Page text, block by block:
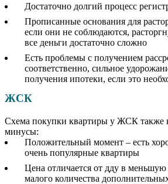
Достаточно долгий процесс
Прописанные основания для
если они не соблюдаются,
все деньги достаточно сложно
Есть проблемы с получением
соответственно, сильное
получения ипотеки, если это
ЖСК
Схема покупки квартиры у ЖСК также
минусы:
Положительный момент – есть
очень популярные квартиры
Цена отличается от дду в меньшую
малого количества